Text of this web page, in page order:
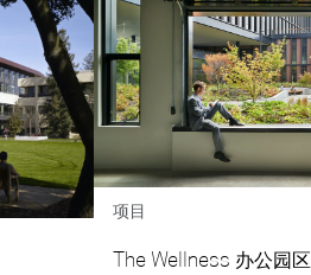
项目
The Wellness 办公园区